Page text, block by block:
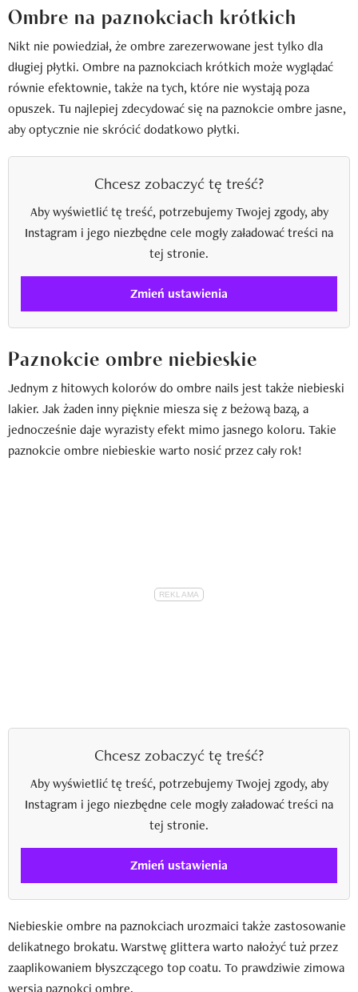
Ombre na paznokciach krótkich
Nikt nie powiedział, że ombre zarezerwowane jest tylko dla
długiej płytki. Ombre na paznokciach krótkich może wyglądać
równie efektownie, także na tych, które nie wystają poza
opuszek. Tu najlepiej zdecydować się na paznokcie ombre jasne,
aby optycznie nie skrócić dodatkowo płytki.
Chcesz zobaczyć tę treść?
Aby wyświetlić tę treść, potrzebujemy Twojej zgody, aby
Instagram i jego niezbędne cele mogły załadować treści na
tej stronie.
Zmień ustawienia
Paznokcie ombre niebieskie
Jednym z hitowych kolorów do ombre nails jest także niebieski
lakier. Jak żaden inny pięknie miesza się z beżową bazą, a
jednocześnie daje wyrazisty efekt mimo jasnego koloru. Takie
paznokcie ombre niebieskie warto nosić przez cały rok!
Chcesz zobaczyć tę treść?
Aby wyświetlić tę treść, potrzebujemy Twojej zgody, aby
Instagram i jego niezbędne cele mogły załadować treści na
tej stronie.
Zmień ustawienia
Niebieskie ombre na paznokciach urozmaici także zastosowanie
delikatnego brokatu. Warstwę glittera warto nałożyć tuż przez
zaaplikowaniem błyszczącego top coatu. To prawdziwie zimowa
wersja paznokci ombre.